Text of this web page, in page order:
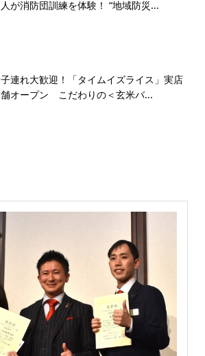
人が消防団訓練を体験！ “地域防災...
子連れ大歓迎！「タイムイズライス」実店
舗オープン こだわりの＜玄米バ...